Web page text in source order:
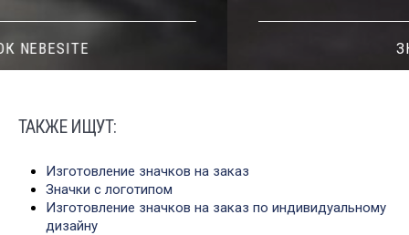
ТАКЖЕ ИЩУТ:
Изготовление значков на заказ
Значки с логотипом
Изготовление значков на заказ по индивидуальному
дизайну